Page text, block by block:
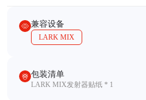
兼容设备
LARK MIX
包装清单
LARK MIX发射器贴纸 * 1